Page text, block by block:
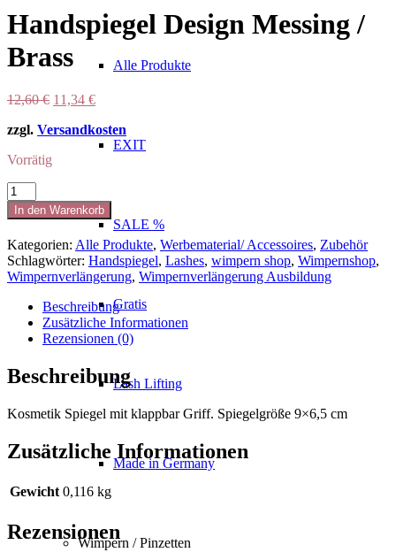
Alle Produkte
EXIT
SALE %
Gratis
Lash Lifting
Made in Germany
Wimpern / Pinzetten
Handspiegel Design Messing /
Brass
12,60€ Ursprünglicher
war:
11,34 €Aktueller
ist:
11,34 €.
zzgl. Versandkosten
Vorrätig
Handspiegel
Design
Messing
/
Brass
Menge
In den Warenkorb
Kategorien: Alle Produkte, Werbematerial/ Accessoires, Zubehör
Schlagwörter: Handspiegel, Lashes, wimpern shop, Wimpernshop,
Wimpernverlängerung, Wimpernverlängerung Ausbildung
Beschreibung
Zusätzliche Informationen
Rezensionen (0)
Beschreibung
Kosmetik Spiegel mit klappbar Griff. Spiegelgröße 9×6,5 cm
Zusätzliche Informationen
Gewicht 0,116 kg
Rezensionen